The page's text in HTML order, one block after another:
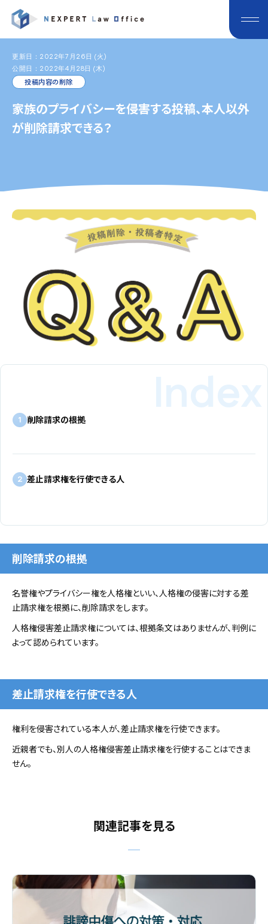
更新日：2022年7月26日 (火)
公開日：2022年4月28日 (木)
投稿内容の削除
家族のプライバシーを侵害する投稿、本人以外
が削除請求できる？
1 削除請求の根拠
2 差止請求権を行使できる人
削除請求の根拠
名誉権やプライバシー権を人格権といい、人格権の侵害に対する差
止請求権を根拠に、削除請求をします。
人格権侵害差止請求権については、根拠条文はありませんが、判例に
よって認められています。
差止請求権を行使できる人
権利を侵害されている本人が、差止請求権を行使できます。
近親者でも、別人の人格権侵害差止請求権を行使することはできま
せん。
関連記事を見る